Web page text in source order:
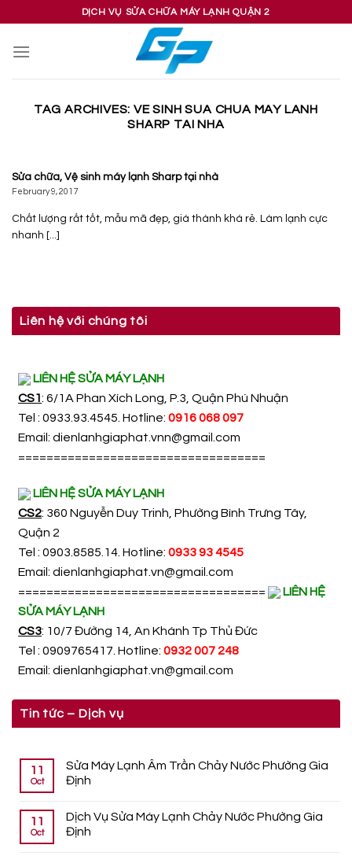
content
DỊCH VỤ SỬA CHỮA MÁY LẠNH QUẬN 2
TAG ARCHIVES:VE SINH SUA CHUA MAY LANH
SHARP TAI NHA
Sửa chữa, Vệ sinh máy lạnh Sharp tại nhà
February 9, 2017
Chất lượng rất tốt, mẫu mã đẹp, giá thành khá rẻ. Làm lạnh cực
nhanh [...]
Liên hệ với chúng tôi
LIÊN HỆ SỬA MÁY LẠNH
CS1: 6/1A Phan Xích Long, P.3, Quận Phú Nhuận
Tel : 0933.93.4545. Hotline: 0916 068 097
Email: dienlanhgiaphat.vnn@gmail.com
===================================
LIÊN HỆ SỬA MÁY LẠNH
CS2: 360 Nguyễn Duy Trinh, Phường Bình Trưng Tây,
Quận 2
Tel : 0903.8585.14. Hotline: 0933 93 4545
Email: dienlanhgiaphat.vn@gmail.com
===================================
LIÊN HỆ
SỬA MÁY LẠNH
CS3: 10/7 Đường 14, An Khánh Tp Thủ Đức
Tel : 0909765417. Hotline: 0932 007 248
Email: dienlanhgiaphat.vn@gmail.com
Tin tức – Dịch vụ
11
Oct
Sửa Máy Lạnh Âm Trần Chảy Nước Phường Gia
Định
11
Oct
Dịch Vụ Sửa Máy Lạnh Chảy Nước Phường Gia
Định